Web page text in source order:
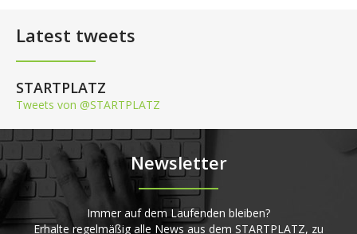
Latest tweets
STARTPLATZ
Tweets von @STARTPLATZ
Newsletter
Immer auf dem Laufenden bleiben?
Erhalte regelmäßig alle News aus dem STARTPLATZ, zu